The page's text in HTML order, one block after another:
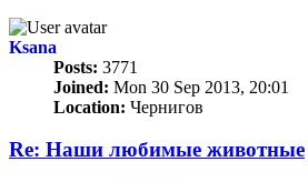
Ksana
Posts: 3771
Joined: Mon 30 Sep 2013, 20:01
Location: Чернигов
Re: Наши любимые животные